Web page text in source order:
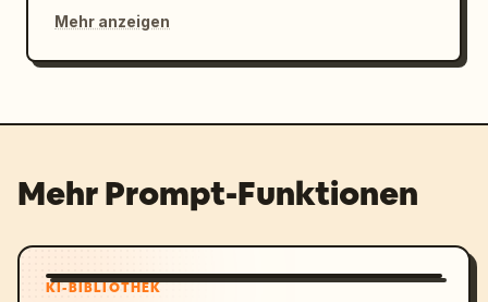
Mehr anzeigen
Mehr Prompt-Funktionen
KI-BIBLIOTHEK